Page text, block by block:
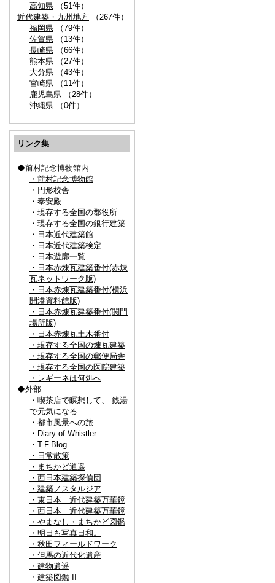
高知県 （51件）
近代建築・九州地方 （267件）
福岡県 （79件）
佐賀県 （13件）
長崎県 （66件）
熊本県 （27件）
大分県 （43件）
宮崎県 （11件）
鹿児島県 （28件）
沖縄県 （0件）
リンク集
◆前村記念博物館内
・前村記念博物館
・円形校舎
・奉安殿
・現存する全国の郡役所
・現存する全国の銀行建築
・日本近代建築館
・日本近代建築検定
・日本遊廓一覧
・日本赤煉瓦建築番付(赤煉
瓦ネットワーク版)
・日本赤煉瓦建築番付(横浜
開港資料館版)
・日本赤煉瓦建築番付(関門
場所版)
・日本赤煉瓦土木番付
・現存する全国の煉瓦建築
・現存する全国の郵便局舎
・現存する全国の医院建築
・レギーネは何処へ
◆外部
・喫茶店で瞑想して、 銭湯
で元気になる
・都市風景への旅
・Diary of Whistler
・T.F.Blog
・日常散策
・まちかど逍遥
・西日本建築探偵団
・建築ノスタルジア
・東日本 近代建築万華鏡
・西日本 近代建築万華鏡
・やまなし・まちかど図鑑
・明日も写真日和。
・秋田フィールドワーク
・但馬の近代化遺産
・建物逍遥
・建築図鑑 II